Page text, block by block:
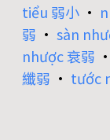
tiểu 弱小 •
弱 • sàn
nhược 衰弱 •
纖弱 • tước